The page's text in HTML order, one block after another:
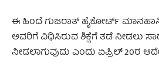
ಈ ಹಿಂದೆ ಗುಜರಾತ್ ಹೈಕೋರ್ಟ್
ಅವರಿಗೆ ವಿಧಿಸಿರುವ ಶಿಕ್ಷೆಗೆ ತಡೆ ನೀಡಲು
ನೀಡಲಾಗುವುದು ಎಂದು ಏಪ್ರಿಲ್‌ 20ರ